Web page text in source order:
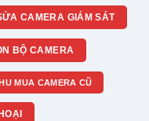
CAMERA GIÁM SÁT
BỘ CAMERA
MUA CAMERA CŨ